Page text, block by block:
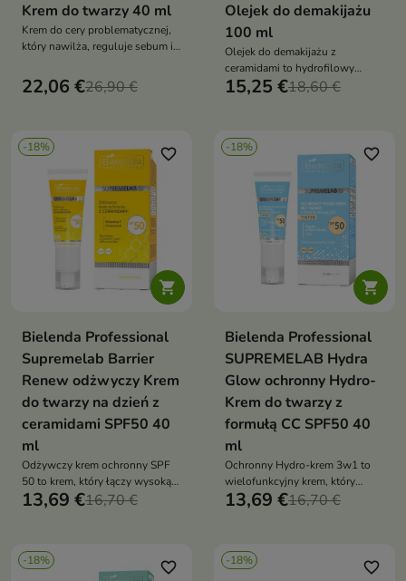
Krem do twarzy 40 ml
Krem do cery problematycznej,
który nawilża, reguluje sebum i
efekt „pore blurring”
22,06 €26,90 €
Olejek do demakijażu
100 ml
Olejek do demakijażu z
ceramidami to hydrofilowy
olejek, który skutecznie usuwa
15,25 €18,60 €
-18%

favorite_border
Bielenda Professional
Supremelab Barrier
Renew odżwyczy Krem
do twarzy na dzień z
ceramidami SPF50 40
ml
Odżywczy krem ochronny SPF
50 to krem, który łączy wysoką
ochronę przeciwsłoneczną z
13,69 €16,70 €
-18%

favorite_border
Bielenda Professional
SUPREMELAB Hydra
Glow ochronny Hydro-
Krem do twarzy z
formułą CC SPF50 40
ml
Ochronny Hydro-krem 3w1 to
wielofunkcyjny krem, który
nawilża, chroni skórę przed
13,69 €16,70 €
-18% favorite_border -18% favorite_border